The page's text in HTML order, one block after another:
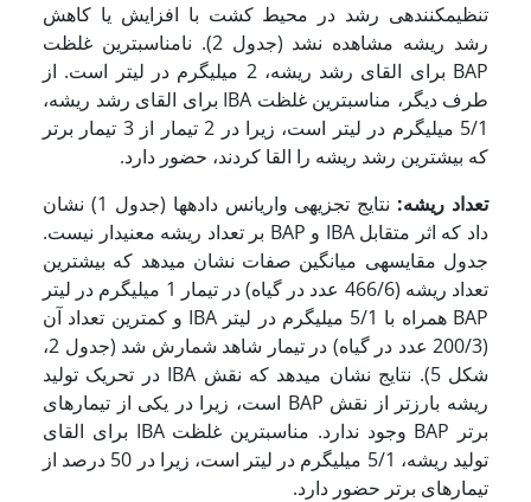
تنظیم­کننده­ی رشد در محیط کشت با افزایش یا کاهش
رشد ریشه مشاهده نشد (جدول 2). نامناسب­ترین غلظت
BAP برای القای رشد ریشه، 2 میلی­گرم در لیتر است. از
طرف دیگر، مناسب­ترین غلظت IBA برای القای رشد ریشه،
5/1 میلی­گرم در لیتر است، زیرا در 2 تیمار از 3 تیمار برتر
که بیشترین رشد ریشه را القا کردند، حضور دارد.
تعداد ریشه:
نتایج تجزیه­ی واریانس داده­ها (جدول 1) نشان
داد که اثر متقابل IBA و BAP بر تعداد ریشه معنی­دار نیست.
جدول مقایسه­ی میانگین صفات نشان می­دهد که بیشترین
تعداد ریشه (466/6 عدد در گیاه) در تیمار 1 میلی­گرم در لیتر
BAP همراه با 5/1 میلی­گرم در لیتر IBA و کمترین تعداد آن
(200/3 عدد در گیاه) در تیمار شاهد شمارش شد (جدول 2،
شکل 5). نتایج نشان می­دهد که نقش IBA در تحریک تولید
ریشه بارزتر از نقش BAP است، زیرا در یکی از تیمارهای
برتر BAP وجود ندارد. مناسب­ترین غلظت IBA برای القای
تولید ریشه، 5/1 میلی­گرم در لیتر است، زیرا در 50 درصد از
تیمارهای برتر حضور دارد.